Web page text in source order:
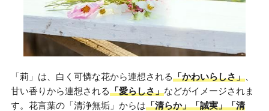
「莉」は、白く可憐な花から連想される「かわいらしさ」、
甘い香りから連想される「愛らしさ」などがイメージされま
す。花言葉の「清浄無垢」からは「清らか」「誠実」「清